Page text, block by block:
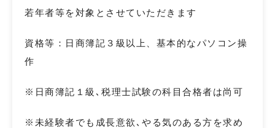
若年者等を対象とさせていただきます
資格等：日商簿記３級以上、基本的なパソコン操
作
※日商簿記１級､税理士試験の科目合格者は尚可
※未経験者でも成長意欲､やる気のある方を求め